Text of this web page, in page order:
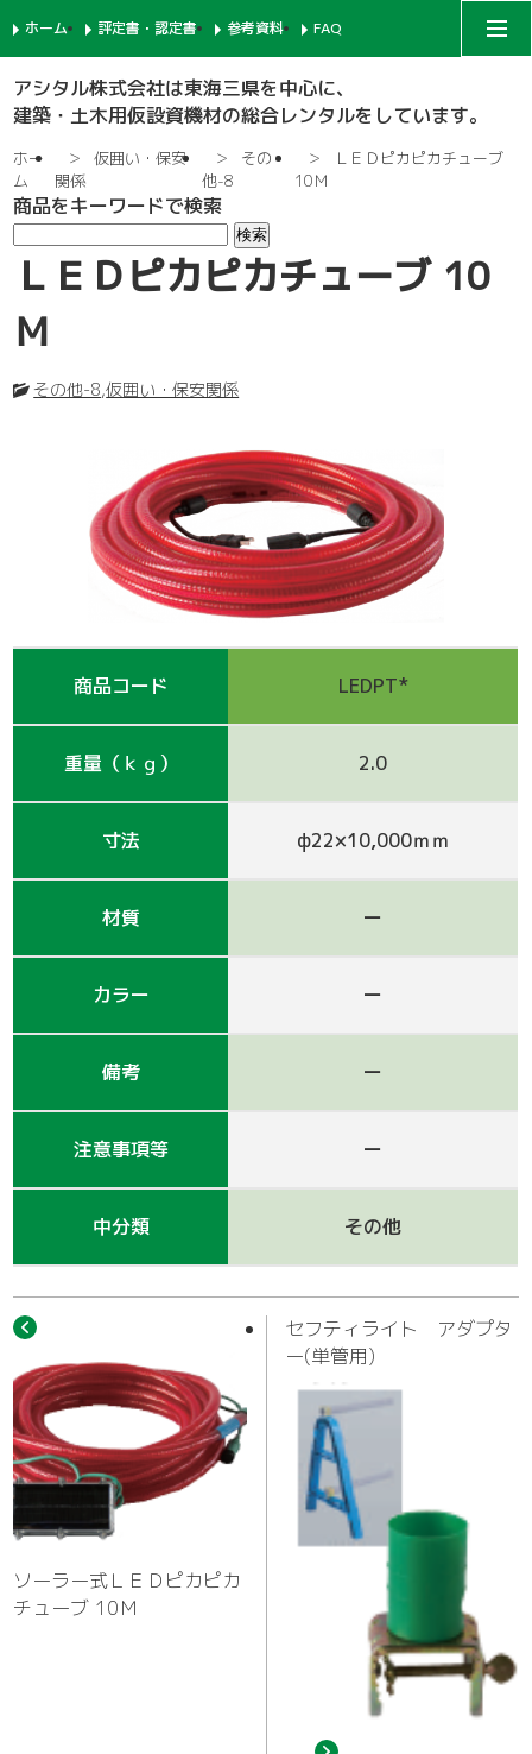
アシタル株式会社 カタログ
サイト
アシタル株式会社は東海三県を中心に、
建築・土木用仮設資機材の総合レンタルをしています。
次世代足場
支柱-1
手摺-1
巾木-1
一側足場
支柱-2
ブラケット-2
踏板-2
その他-2
枠組足場
手摺-3
巾木-3
ジャッキ・ベース
朝顔
アルミ梯子
鋼管
ｸﾗﾝﾌﾟ他小物
シート関係
Ｈ鋼
その他-5
脚立
支保工
強力サポート
四角支柱
仮囲い・保安関係
ゲート
フェンス
その他レンタル
ハウス
機械
作業車
ホーム 評定書・認定書 参考資料
FAQ
ホー
ム
仮囲い・保安
関係
その
他-8
ＬＥＤピカピカチューブ
10Ｍ
商品をキーワードで検索
ＬＥＤピカピカチューブ 10
Ｍ
仮囲い・保安関係
,
その他-8
商品コード LEDPT*
重量（ｋｇ） 2.0
寸法 ф22×10,000ｍｍ
材質 ー
カラー ー
備考 ー
注意事項等 ー
中分類 その他
ソーラー式ＬＥＤピカピカ
チューブ 10Ｍ
セフティライト アダプタ
ー(単管用)